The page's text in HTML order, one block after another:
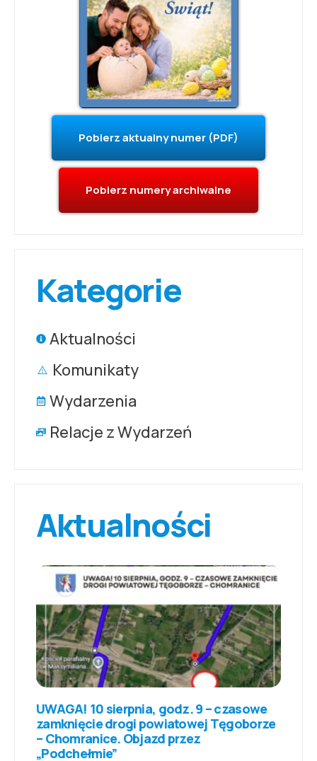
Pobierz aktualny numer (PDF)
Pobierz numery archiwalne
Kategorie
Aktualności
Komunikaty
Wydarzenia
Relacje z Wydarzeń
Aktualności
UWAGA! 10 sierpnia, godz. 9 – czasowe
zamknięcie drogi powiatowej Tęgoborze
– Chomranice. Objazd przez
„Podchełmie”